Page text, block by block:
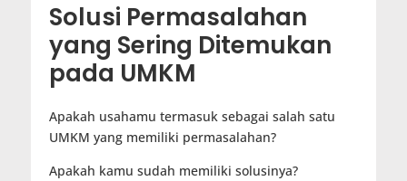
Solusi Permasalahan
yang Sering Ditemukan
pada UMKM
Apakah usahamu termasuk sebagai salah satu
UMKM yang memiliki permasalahan?
Apakah kamu sudah memiliki solusinya?